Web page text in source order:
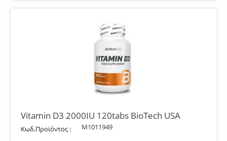
Vitamin D3 2000IU 120tabs BioTech USA
Κωδ.Προϊόντος : M1011949